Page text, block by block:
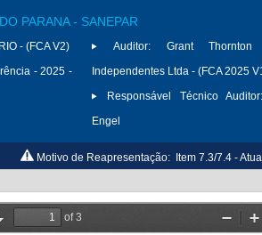
PARANA - SANEPAR
- (FCA V2)
- 2025 -
Auditor:
Grant Thornton
Independentes Ltda - (FCA 2025
Responsável Técnico
Engel
Motivo de Reapresentação: Item 7.3/7.4 -